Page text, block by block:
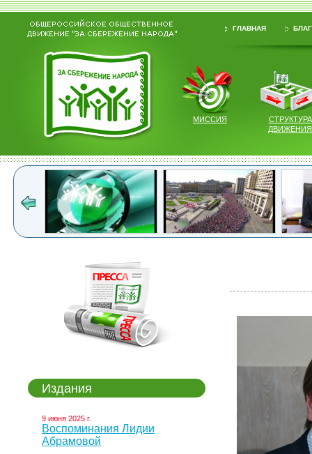
ГЛАВНАЯ
МИССИЯ
СТРУКТУРА
ДВИЖЕНИЯ
Издания
9 июня 2025 г.
Воспоминания Лидии
Абрамовой